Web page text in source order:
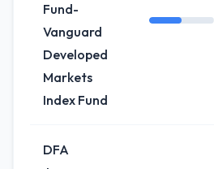
Fund-
Vanguard
Developed
Markets
Index Fund
DFA